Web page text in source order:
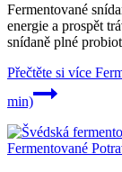
Fermentované
energie a prospět
snídaně plné
Přečtěte si více
min)
Fermentované